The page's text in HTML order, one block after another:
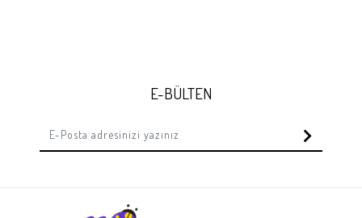
E-BÜLTEN